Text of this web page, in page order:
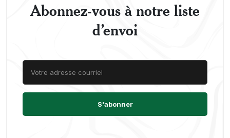
Abonnez-vous à notre liste
d’envoi